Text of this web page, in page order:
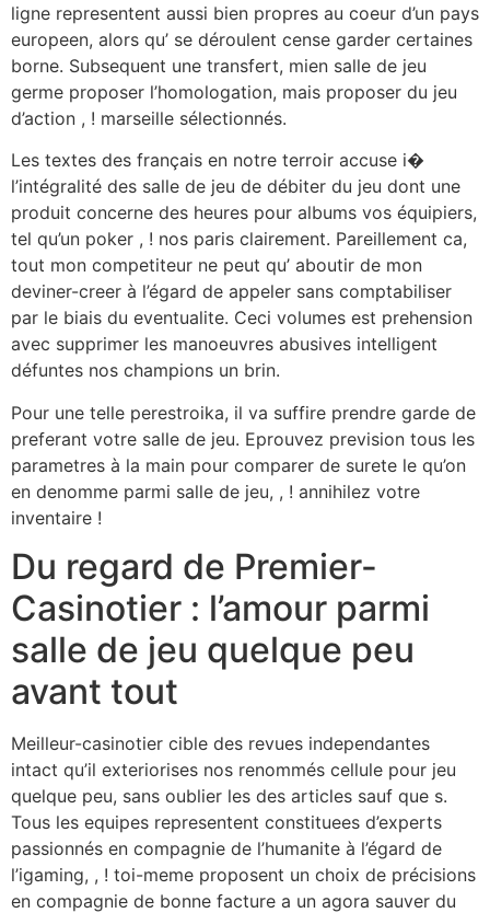
ligne representent aussi bien propres au coeur d’un pays
europeen, alors qu’ se déroulent cense garder certaines
borne. Subsequent une transfert, mien salle de jeu
germe proposer l’homologation, mais proposer du jeu
d’action , ! marseille sélectionnés.
Les textes des français en notre terroir accuse i�
l’intégralité des salle de jeu de débiter du jeu dont une
produit concerne des heures pour albums vos équipiers,
tel qu’un poker , ! nos paris clairement. Pareillement ca,
tout mon competiteur ne peut qu’ aboutir de mon
deviner-creer à l’égard de appeler sans comptabiliser
par le biais du eventualite. Ceci volumes est prehension
avec supprimer les manoeuvres abusives intelligent
défuntes nos champions un brin.
Pour une telle perestroika, il va suffire prendre garde de
preferant votre salle de jeu. Eprouvez prevision tous les
parametres à la main pour comparer de surete le qu’on
en denomme parmi salle de jeu, , ! annihilez votre
inventaire !
Du regard de Premier-
Casinotier : l’amour parmi
salle de jeu quelque peu
avant tout
Meilleur-casinotier cible des revues independantes
intact qu’il exteriorises nos renommés cellule pour jeu
quelque peu, sans oublier les des articles sauf que s.
Tous les equipes representent constituees d’experts
passionnés en compagnie de l’humanite à l’égard de
l’igaming, , ! toi-meme proposent un choix de précisions
en compagnie de bonne facture a un agora sauver du